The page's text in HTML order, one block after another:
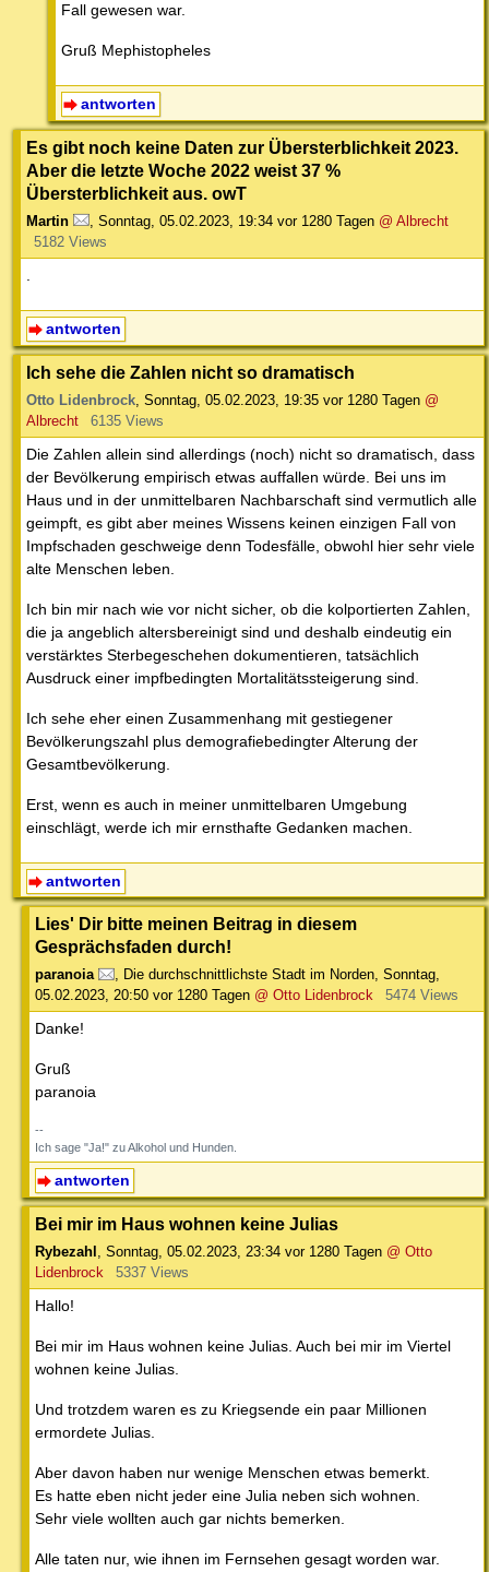
Fall gewesen war.
Gruß Mephistopheles
antworten
Es gibt noch keine Daten zur Übersterblichkeit 2023.
Aber die letzte Woche 2022 weist 37 %
Übersterblichkeit aus. owT
Martin Sonntag, 05.02.2023, 19:34 vor 1280 Tagen @ Albrecht
5182 Views
antworten
Ich sehe die Zahlen nicht so dramatisch
Otto Lidenbrock Sonntag, 05.02.2023, 19:35 vor 1280 Tagen @
Albrecht
6135 Views
Die Zahlen allein sind allerdings (noch) nicht so dramatisch, dass
der Bevölkerung empirisch etwas auffallen würde. Bei uns im
Haus und in der unmittelbaren Nachbarschaft sind vermutlich alle
geimpft, es gibt aber meines Wissens keinen einzigen Fall von
Impfschaden geschweige denn Todesfälle, obwohl hier sehr viele
alte Menschen leben.
Ich bin mir nach wie vor nicht sicher, ob die kolportierten Zahlen,
die ja angeblich altersbereinigt sind und deshalb eindeutig ein
verstärktes Sterbegeschehen dokumentieren, tatsächlich
Ausdruck einer impfbedingten Mortalitätssteigerung sind.
Ich sehe eher einen Zusammenhang mit gestiegener
Bevölkerungszahl plus demografiebedingter Alterung der
Gesamtbevölkerung.
Erst, wenn es auch in meiner unmittelbaren Umgebung
einschlägt, werde ich mir ernsthafte Gedanken machen.
antworten
Lies' Dir bitte meinen Beitrag in diesem
Gesprächsfaden durch!
paranoia , Die durchschnittlichste Stadt im Norden, Sonntag,
05.02.2023, 20:50 vor 1280 Tagen @ Otto Lidenbrock 5474 Views
Danke!
Gruß
paranoia
--
Ich sage "Ja!" zu Alkohol und Hunden.
antworten
Bei mir im Haus wohnen keine Julias
Rybezahl , Sonntag, 05.02.2023, 23:34 vor 1280 Tagen @ Otto
Lidenbrock
5337 Views
Hallo!
Bei mir im Haus wohnen keine Julias. Auch bei mir im Viertel
wohnen keine Julias.
Und trotzdem waren es zu Kriegsende ein paar Millionen
ermordete Julias.
Aber davon haben nur wenige Menschen etwas bemerkt.
Es hatte eben nicht jeder eine Julia neben sich wohnen.
Sehr viele wollten auch gar nichts bemerken.
Alle taten nur, wie ihnen im Fernsehen gesagt worden war.